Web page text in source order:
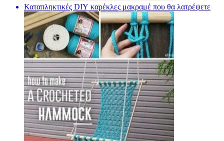
Καταπληκτικές DIY καρέκλες μακραμέ που θα λατρέψετε